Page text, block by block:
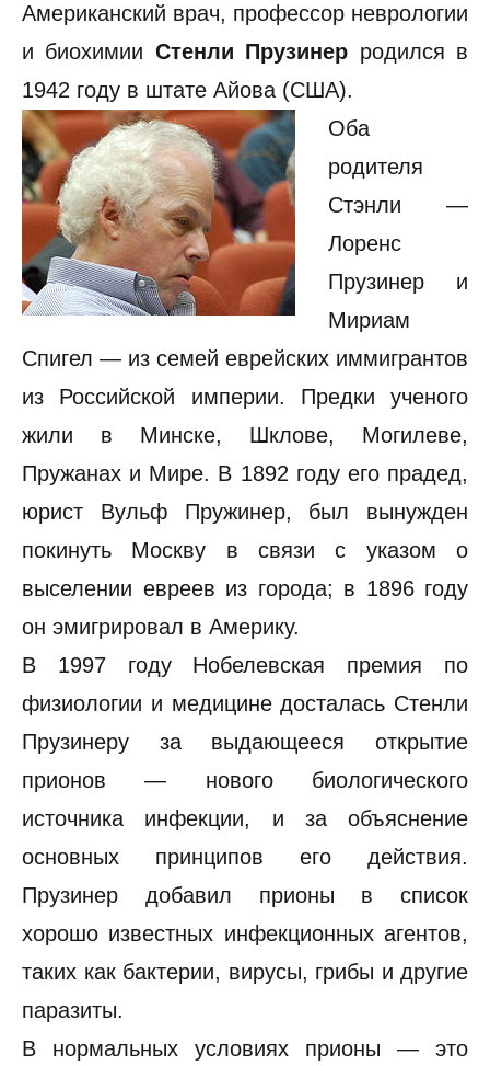
Американский врач, профессор неврологии
и биохимии Стенли Прузинер родился в
1942 году в штате Айова (США).
Оба
родителя
Стэнли —
Лоренс
Прузинер и
Мириам
Спигел — из семей еврейских иммигрантов
из Российской империи. Предки ученого
жили в Минске, Шклове, Могилеве,
Пружанах и Мире. В 1892 году его прадед,
юрист Вульф Пружинер, был вынужден
покинуть Москву в связи с указом о
выселении евреев из города; в 1896 году
он эмигрировал в Америку.
В 1997 году Нобелевская премия по
физиологии и медицине досталась Стенли
Прузинеру за выдающееся открытие
прионов — нового биологического
источника инфекции, и за объяснение
основных принципов его действия.
Прузинер добавил прионы в список
хорошо известных инфекционных агентов,
таких как бактерии, вирусы, грибы и другие
паразиты.
В нормальных условиях прионы — это